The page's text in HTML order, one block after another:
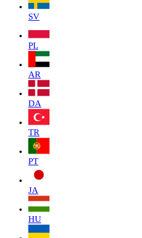
SV
PL
AR
DA
TR
PT
JA
HU